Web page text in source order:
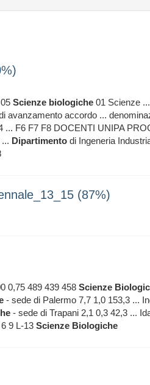
Scienze biologiche 01 Scienze
avanzamento accordo ...
... F6 F7 F8 DOCENTI UNIPA
Dipartimento di Ingeneria
(87%)
0,75 489 439 458 Scienze
- sede di Palermo 7,7 1,0 153,3 ...
- sede di Trapani 2,1 0,3 42,3 ...
9 L-13 Scienze Biologiche